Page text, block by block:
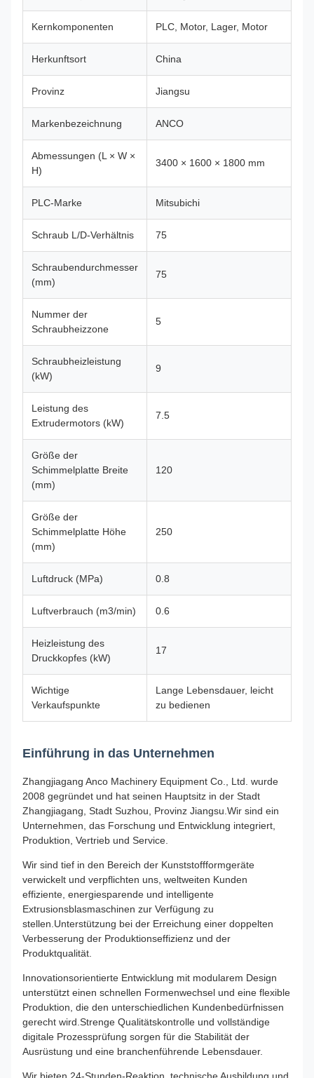
Kernkomponenten PLC, Motor, Lager, Motor
Herkunftsort China
Provinz Jiangsu
Markenbezeichnung ANCO
Abmessungen (L × W ×
H)
3400 × 1600 × 1800 mm
PLC-Marke Mitsubichi
Schraub L/D-Verhältnis 75
Schraubendurchmesser
(mm)
75
Nummer der
Schraubheizzone
5
Schraubheizleistung
(kW)
9
Leistung des
Extrudermotors (kW)
7.5
Größe der
Schimmelplatte Breite
(mm)
120
Größe der
Schimmelplatte Höhe
(mm)
250
Luftdruck (MPa) 0.8
Luftverbrauch (m3/min) 0.6
Heizleistung des
Druckkopfes (kW)
17
Wichtige
Verkaufspunkte
Lange Lebensdauer, leicht
zu bedienen
Einführung in das Unternehmen
Zhangjiagang Anco Machinery Equipment Co., Ltd. wurde
2008 gegründet und hat seinen Hauptsitz in der Stadt
Zhangjiagang, Stadt Suzhou, Provinz Jiangsu.Wir sind ein
Unternehmen, das Forschung und Entwicklung integriert,
Produktion, Vertrieb und Service.
Wir sind tief in den Bereich der Kunststoffformgeräte
verwickelt und verpflichten uns, weltweiten Kunden
effiziente, energiesparende und intelligente
Extrusionsblasmaschinen zur Verfügung zu
stellen.Unterstützung bei der Erreichung einer doppelten
Verbesserung der Produktionseffizienz und der
Produktqualität.
Innovationsorientierte Entwicklung mit modularem Design
unterstützt einen schnellen Formenwechsel und eine flexible
Produktion, die den unterschiedlichen Kundenbedürfnissen
gerecht wird.Strenge Qualitätskontrolle und vollständige
digitale Prozessprüfung sorgen für die Stabilität der
Ausrüstung und eine branchenführende Lebensdauer.